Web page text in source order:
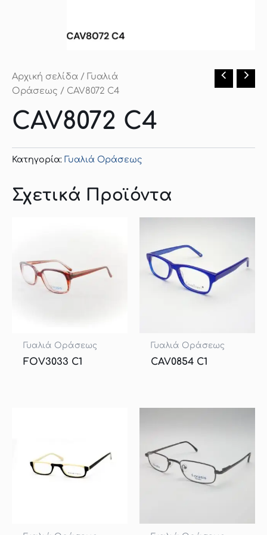
Αρχική σελίδα / Γυαλιά
Οράσεως / CAV8072 C4
CAV8072 C4
Κατηγορία: Γυαλιά Οράσεως
Σχετικά Προϊόντα
Γυαλιά Οράσεως
FOV3033 C1
Γυαλιά Οράσεως
CAV0854 C1